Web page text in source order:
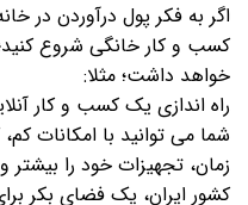
اگر به فکر پول درآوردن در
کسب و کار خانگی شروع کنید؛
خواهد داشت؛ مثلا:
راه اندازی یک کسب و کار
شما می توانید با امکانات
زمان، تجهیزات خود را بیشتر
کشور ایران، یک فضای بکر